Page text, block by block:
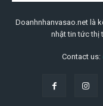
Doanhnhanvasao.net là
nhật tin tức thị
Contact us: